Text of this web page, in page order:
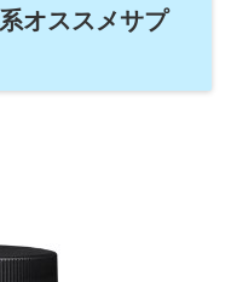
オススメサプ